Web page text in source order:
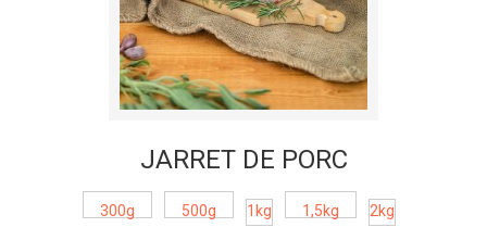
JARRET DE PORC
300g 500g 1kg 1,5kg 2kg